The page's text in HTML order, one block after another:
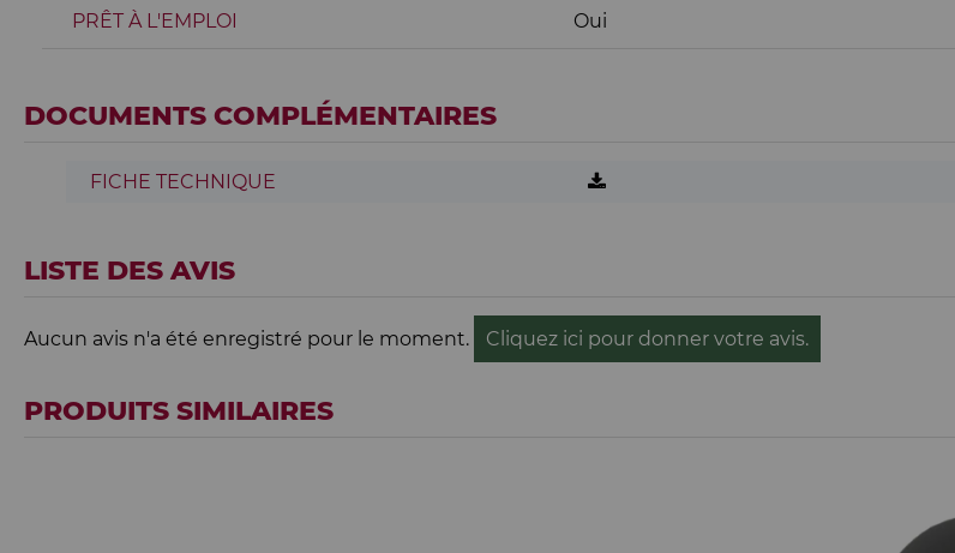
PRÊT À L'EMPLOI Oui
DOCUMENTS COMPLÉMENTAIRES
FICHE TECHNIQUE
LISTE DES AVIS
Aucun avis n'a été enregistré pour le moment. Cliquez ici pour donner votre avis.
PRODUITS SIMILAIRES